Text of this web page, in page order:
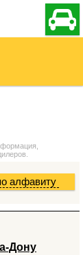

алфавиту
Дону